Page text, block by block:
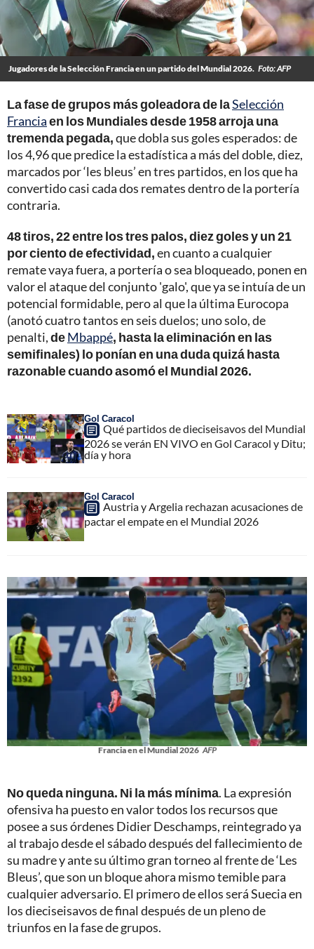
Jugadores de la Selección Francia en un partido del Mundial 2026. Foto: AFP
La fase de grupos más goleadora de laSelección
Franciaen los Mundiales desde 1958 arroja una
tremenda pegada,que dobla sus goles esperados: de
los 4,96 que predice la estadística a más del doble, diez,
marcados por ‘les bleus’ en tres partidos, en los que ha
convertido casi cada dos remates dentro de la portería
contraria.
48 tiros, 22 entre los tres palos, diez goles y un 21
por ciento de efectividad,en cuanto a cualquier
remate vaya fuera, a portería o sea bloqueado, ponen en
valor el ataque del conjunto 'galo', que ya se intuía de un
potencial formidable, pero al que la última Eurocopa
(anotó cuatro tantos en seis duelos; uno solo, de
penalti,deMbappé, hasta la eliminación en las
semifinales) lo ponían en una duda quizá hasta
razonable cuando asomó el Mundial 2026.
Gol Caracol
Qué partidos de dieciseisavos del Mundial
2026 se verán EN VIVO en Gol Caracol y Ditu;
día y hora
Gol Caracol
Austria y Argelia rechazan acusaciones de
pactar el empate en el Mundial 2026
Francia en el Mundial 2026 AFP
No queda ninguna. Ni la más mínima. La expresión
ofensiva ha puesto en valor todos los recursos que
posee a sus órdenes Didier Deschamps, reintegrado ya
al trabajo desde el sábado después del fallecimiento de
su madre y ante su último gran torneo al frente de ‘Les
Bleus’, que son un bloque ahora mismo temible para
cualquier adversario. El primero de ellos será Suecia en
los dieciseisavos de final después de un pleno de
triunfos en la fase de grupos.